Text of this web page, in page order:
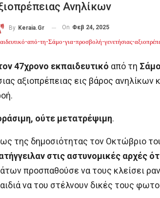
Ανηλίκων
By Keraia.gr On Φεβ 24, 2025
47χρονο εκπαιδευτικό από τη
αξιοπρέπειας εις βάρος
ούτε μετατρέψιμη.
της δημοσιότητας τον Οκτώβριο
στις αστυνομικές αρχές
προσπαθούσε να τους κλείσει
να του στέλνουν δικές τους